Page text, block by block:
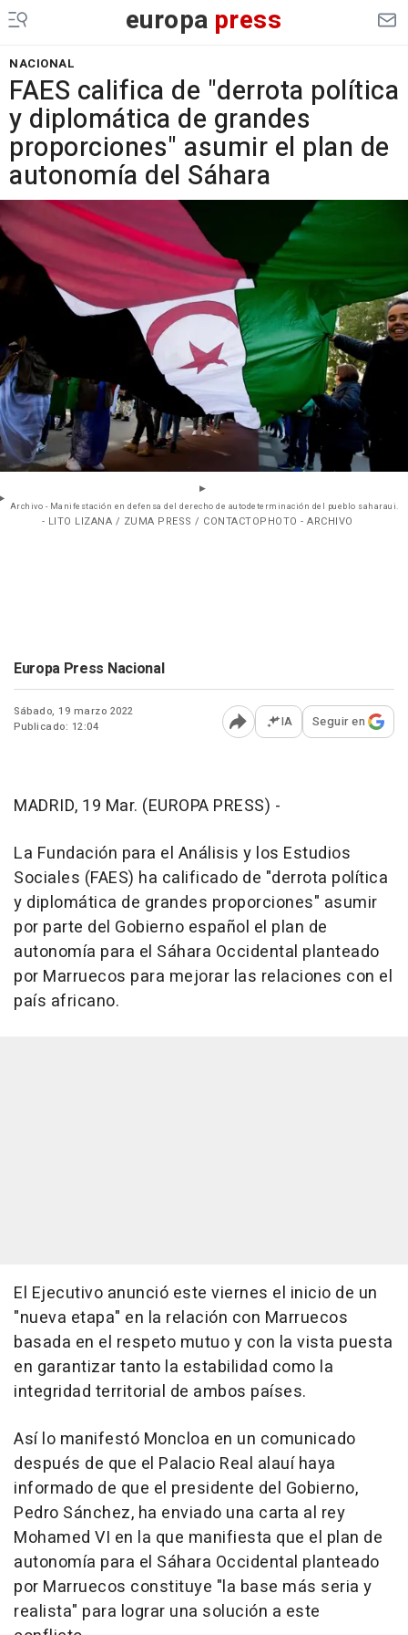
europa press
NACIONAL
FAES califica de "derrota política
y diplomática de grandes
proporciones" asumir el plan de
autonomía del Sáhara
Archivo - Manifestación en defensa del derecho de autodeterminación del pueblo saharaui.
- LITO LIZANA / ZUMA PRESS / CONTACTOPHOTO - ARCHIVO
Europa Press Nacional
Sábado, 19 marzo 2022
Publicado: 12:04
Abrir opciones para
IA Seguir en
MADRID, 19 Mar. (EUROPA PRESS) -
La Fundación para el Análisis y los Estudios
Sociales (FAES) ha calificado de "derrota política
y diplomática de grandes proporciones" asumir
por parte del Gobierno español el plan de
autonomía para el Sáhara Occidental planteado
por Marruecos para mejorar las relaciones con el
país africano.
El Ejecutivo anunció este viernes el inicio de un
"nueva etapa" en la relación con Marruecos
basada en el respeto mutuo y con la vista puesta
en garantizar tanto la estabilidad como la
integridad territorial de ambos países.
Así lo manifestó Moncloa en un comunicado
después de que el Palacio Real alauí haya
informado de que el presidente del Gobierno,
Pedro Sánchez, ha enviado una carta al rey
Mohamed VI en la que manifiesta que el plan de
autonomía para el Sáhara Occidental planteado
por Marruecos constituye "la base más seria y
realista" para lograr una solución a este